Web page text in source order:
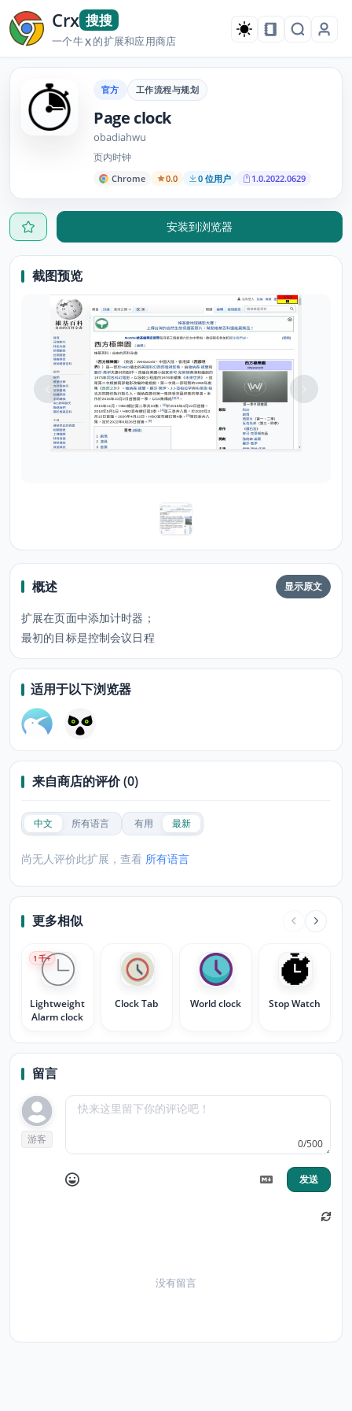
Crx 搜搜
一个牛X的扩展和应用商店
官方 工作流程与规划
Page clock
obadiahwu
页内时钟
Chrome 0.0 0 位用户 1.0.2022.0629
安装到浏览器
截图预览
概述 显示原文
扩展在页面中添加计时器；
最初的目标是控制会议日程
适用于以下浏览器
来自商店的评价 (0)
中文 所有语言 有用 最新
尚无人评价此扩展，查看 所有语言
更多相似
Lightweight
Alarm clock
1 千+
Clock Tab World clock Stop Watch
留言
游客 0/500
发送
没有留言